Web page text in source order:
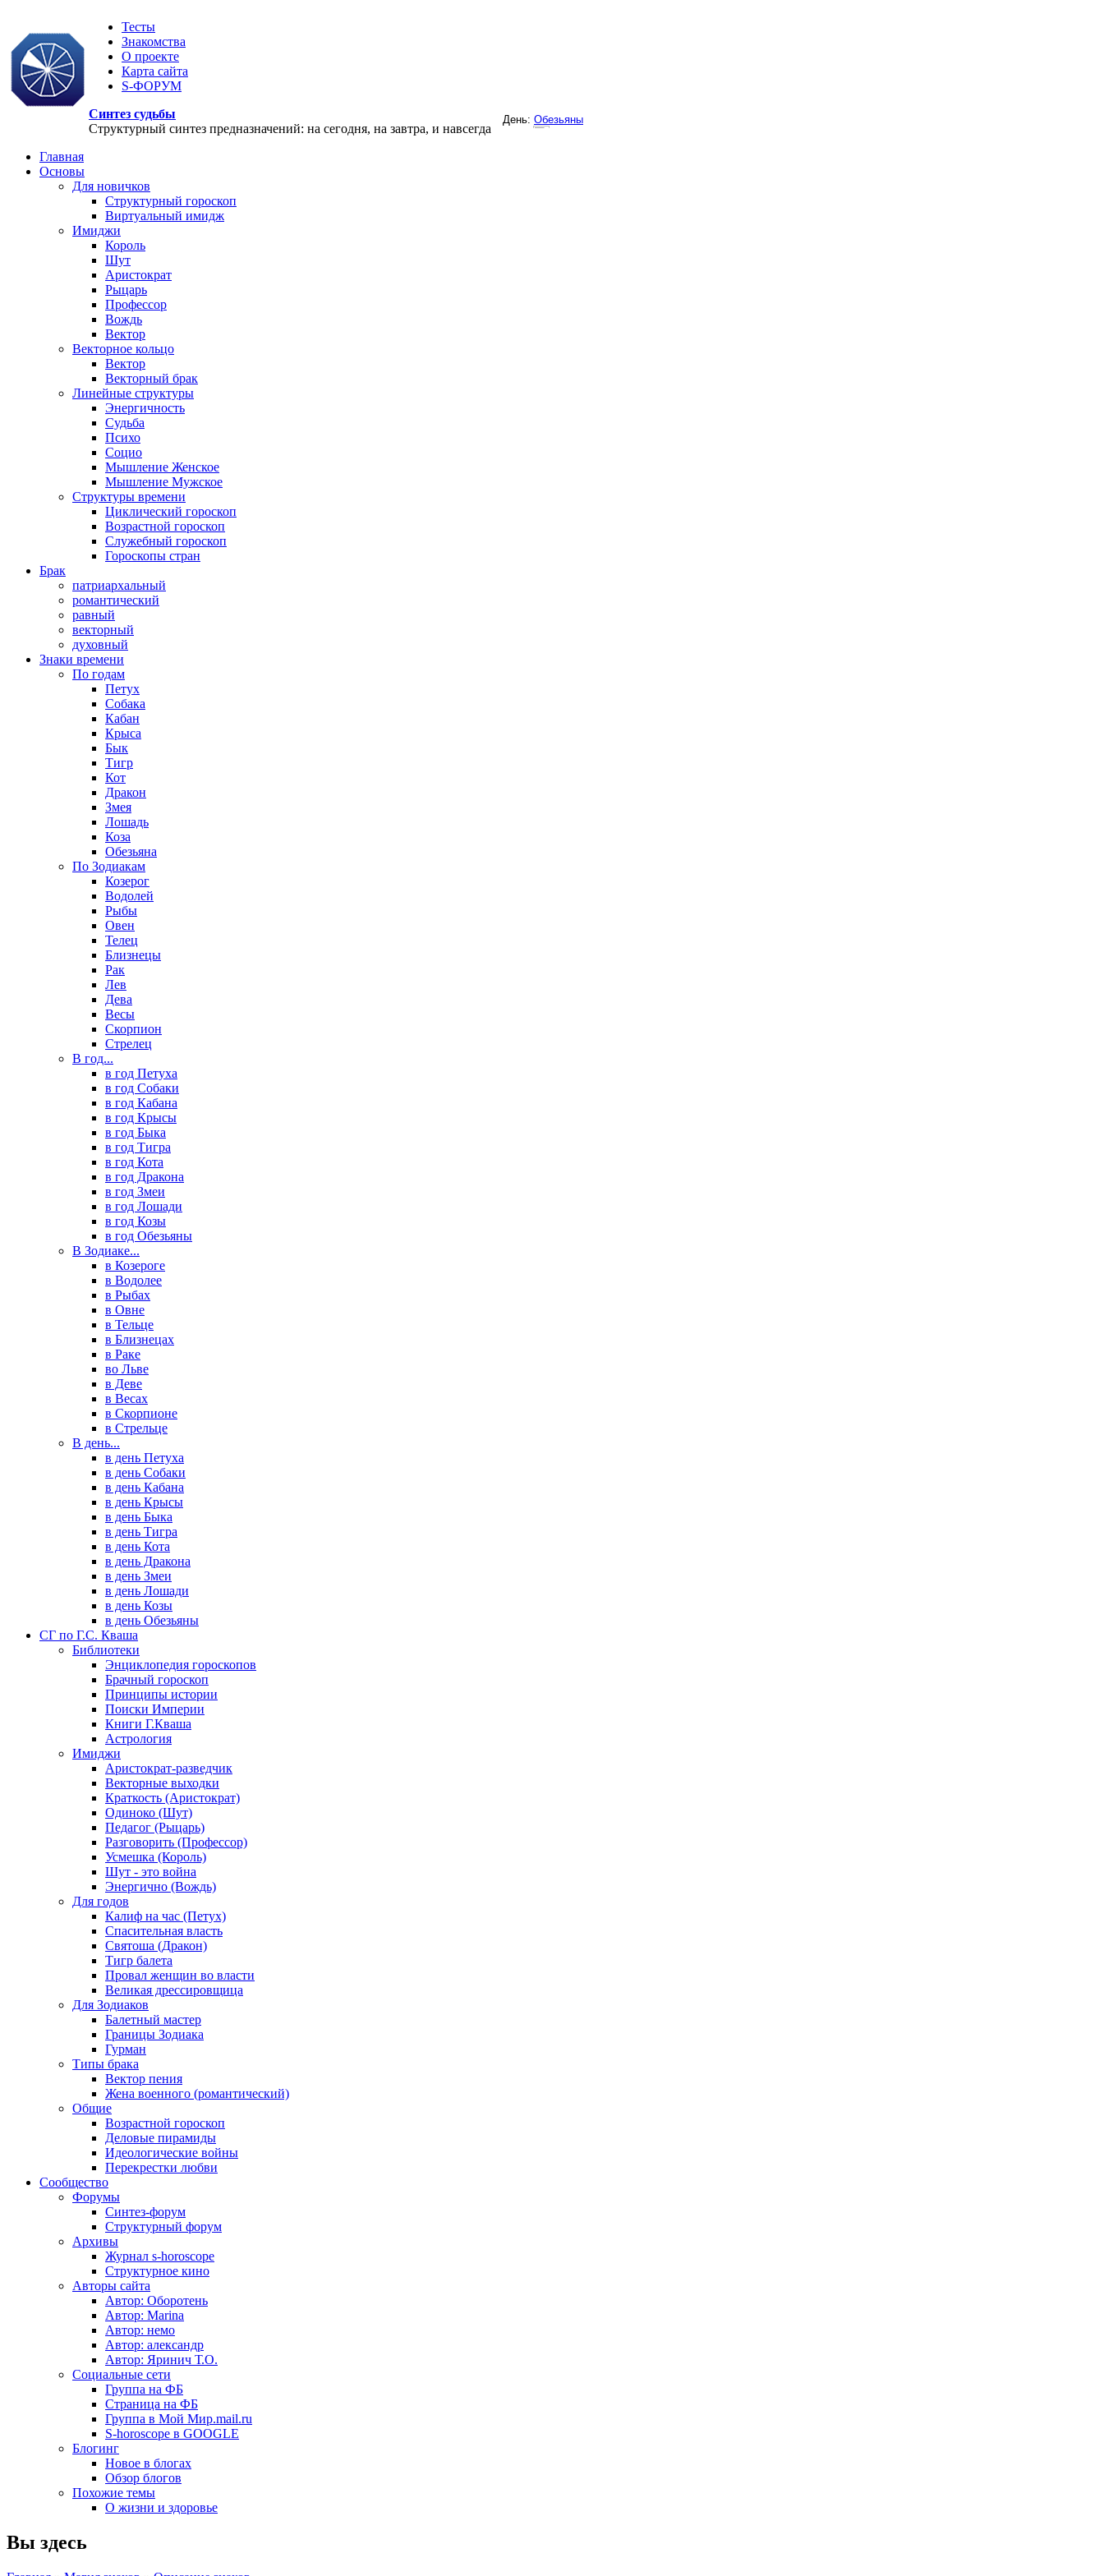
Тесты
Знакомства
О проекте
Карта сайта
S-ФОРУМ
Синтез судьбы
Структурный синтез предназначений: на сегодня, на завтра, и навсегда
Главная
Основы
Для новичков
Структурный гороскоп
Виртуальный имидж
Имиджи
Король
Шут
Аристократ
Рыцарь
Профессор
Вождь
Вектор
Векторное кольцо
Вектор
Векторный брак
Линейные структуры
Энергичность
Судьба
Психо
Социо
Мышление Женское
Мышление Мужское
Структуры времени
Циклический гороскоп
Возрастной гороскоп
Служебный гороскоп
Гороскопы стран
Брак
патриархальный
романтический
равный
векторный
духовный
Знаки времени
По годам
Петух
Собака
Кабан
Крыса
Бык
Тигр
Кот
Дракон
Змея
Лошадь
Коза
Обезьяна
По Зодиакам
Козерог
Водолей
Рыбы
Овен
Телец
Близнецы
Рак
Лев
Дева
Весы
Скорпион
Стрелец
В год...
в год Петуха
в год Собаки
в год Кабана
в год Крысы
в год Быка
в год Тигра
в год Кота
в год Дракона
в год Змеи
в год Лошади
в год Козы
в год Обезьяны
В Зодиаке...
в Козероге
в Водолее
в Рыбах
в Овне
в Тельце
в Близнецах
в Раке
во Льве
в Деве
в Весах
в Скорпионе
в Стрельце
В день...
в день Петуха
в день Собаки
в день Кабана
в день Крысы
в день Быка
в день Тигра
в день Кота
в день Дракона
в день Змеи
в день Лошади
в день Козы
в день Обезьяны
СГ по Г.С. Кваша
Библиотеки
Энциклопедия гороскопов
Брачный гороскоп
Принципы истории
Поиски Империи
Книги Г.Кваша
Астрология
Имиджи
Аристократ-разведчик
Векторные выходки
Краткость (Аристократ)
Одиноко (Шут)
Педагог (Рыцарь)
Разговорить (Профессор)
Усмешка (Король)
Шут - это война
Энергично (Вождь)
Для годов
Калиф на час (Петух)
Спасительная власть
Святоша (Дракон)
Тигр балета
Провал женщин во власти
Великая дрессировщица
Для Зодиаков
Балетный мастер
Границы Зодиака
Гурман
Типы брака
Вектор пения
Жена военного (романтический)
Общие
Возрастной гороскоп
Деловые пирамиды
Идеологические войны
Перекрестки любви
Сообщество
Форумы
Синтез-форум
Структурный форум
Архивы
Журнал s-horoscope
Структурное кино
Авторы сайта
Автор: Оборотень
Автор: Marina
Автор: немo
Автор: александр
Автор: Яринич Т.О.
Социальные сети
Группа на ФБ
Страница на ФБ
Группа в Мой Мир.mail.ru
S-horoscope в GOOGLE
Блогинг
Новое в блогах
Обзор блогов
Похожие темы
О жизни и здоровье
Вы здесь